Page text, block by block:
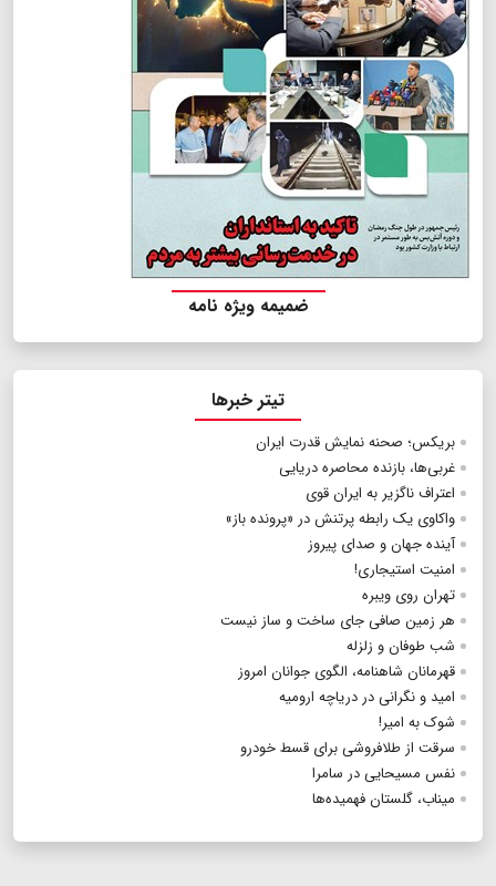
ضمیمه ویژه نامه
تیتر خبرها
بریکس؛ صحنه نمایش قدرت ایران
غربی‌ها، بازنده محاصره دریایی
اعتراف ناگزیر به ایران قوی
واکاوی یک رابطه پرتنش در «پرونده باز»
آینده جهان و صدای پیروز
امنیت استیجاری!
تهران روی ویبره
هر زمین صافی جای ساخت و ساز نیست
شب طوفان و زلزله
قهرمانان شاهنامه، الگوی جوانان امروز
امید و نگرانی در دریاچه ارومیه
شوک به امیر!
سرقت از طلافروشی برای قسط خودرو
نفس مسیحایی در سامرا
میناب، گلستان فهمیده‌ها